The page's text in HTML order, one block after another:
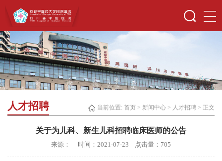
当前位置: 首页 > 新闻中心 > 人才招聘 > 正文
人才招聘
关于为儿科、新生儿科招聘临床医师的公告
来源： 时间：2021-07-23 点击量： 705